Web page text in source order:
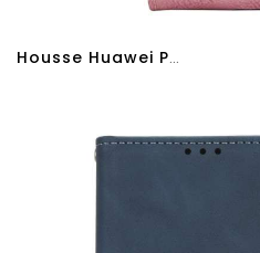
Housse Huawei Pura 80 Pro Design Rabat Vertical